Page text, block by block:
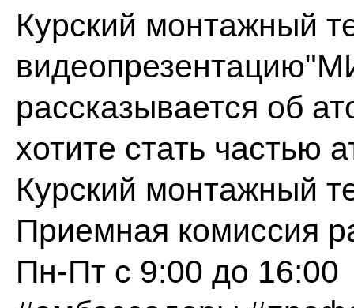
Курский монтажный
рассказывается об
хотите стать частью
Курский монтажный
Приемная комиссия
Пн-Пт с 9:00 до 16:00